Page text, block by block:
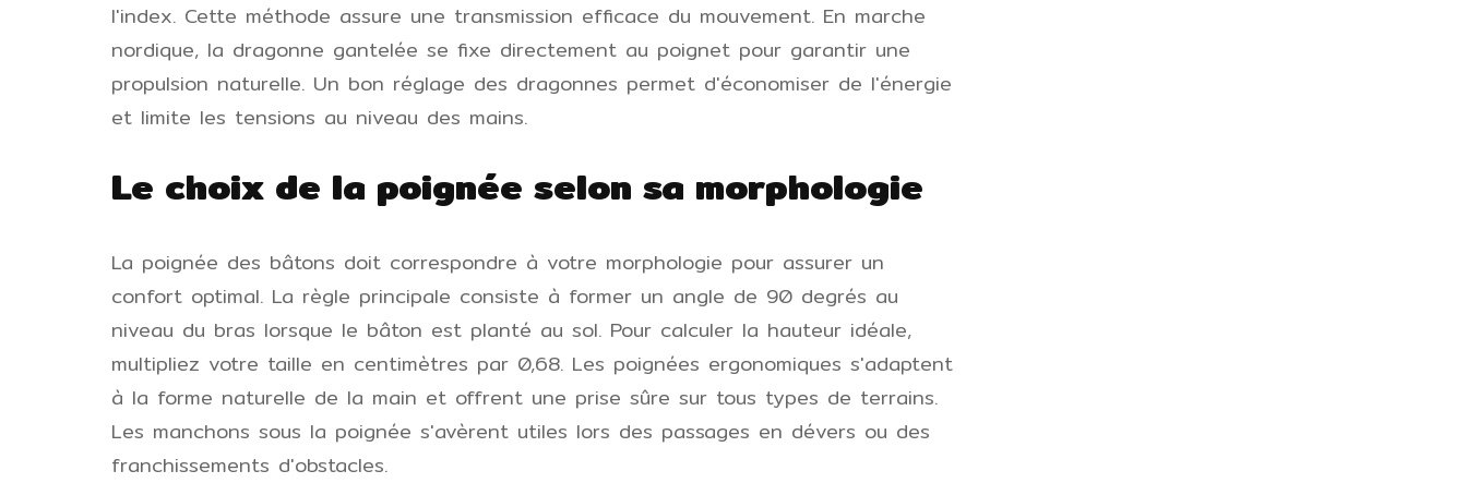
l'index. Cette méthode assure une transmission efficace du mouvement. En marche
nordique, la dragonne gantelée se fixe directement au poignet pour garantir une
propulsion naturelle. Un bon réglage des dragonnes permet d'économiser de l'énergie
et limite les tensions au niveau des mains.
Le choix de la poignée selon sa morphologie
La poignée des bâtons doit correspondre à votre morphologie pour assurer un
confort optimal. La règle principale consiste à former un angle de 90 degrés au
niveau du bras lorsque le bâton est planté au sol. Pour calculer la hauteur idéale,
multipliez votre taille en centimètres par 0,68. Les poignées ergonomiques s'adaptent
à la forme naturelle de la main et offrent une prise sûre sur tous types de terrains.
Les manchons sous la poignée s'avèrent utiles lors des passages en dévers ou des
franchissements d'obstacles.